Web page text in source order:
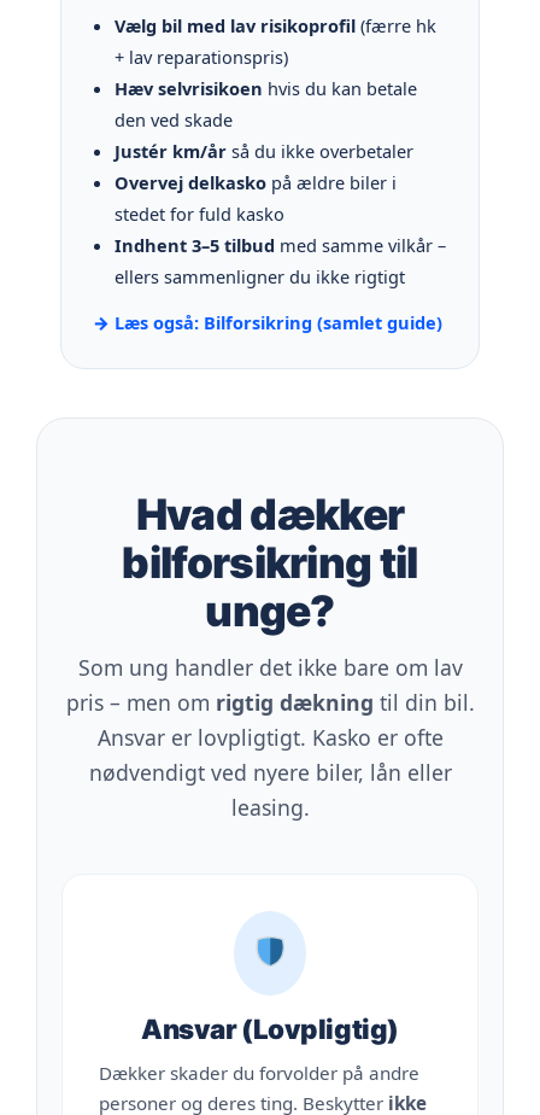
Vælg bil med lav risikoprofil (færre hk
+ lav reparationspris)
Hæv selvrisikoen hvis du kan betale
den ved skade
Justér km/år så du ikke overbetaler
Overvej delkasko på ældre biler i
stedet for fuld kasko
Indhent 3–5 tilbud med samme vilkår –
ellers sammenligner du ikke rigtigt
→ Læs også: Bilforsikring (samlet guide)
Hvad dækker
bilforsikring til
unge?
Som ung handler det ikke bare om lav
pris – men om rigtig dækning til din bil.
Ansvar er lovpligtigt. Kasko er ofte
nødvendigt ved nyere biler, lån eller
leasing.
Ansvar (Lovpligtig)
Dækker skader du forvolder på andre
personer og deres ting. Beskytter ikke